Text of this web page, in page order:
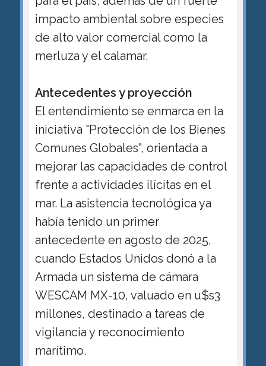
impacto ambiental sobre especies
de alto valor comercial como la
merluza y el calamar.
Antecedentes y proyección
El entendimiento se enmarca en la
iniciativa "Protección de los Bienes
Comunes Globales", orientada a
mejorar las capacidades de control
frente a actividades ilícitas en el
mar. La asistencia tecnológica ya
había tenido un primer
antecedente en agosto de 2025,
cuando Estados Unidos donó a la
Armada un sistema de cámara
WESCAM MX-10, valuado en u$s3
millones, destinado a tareas de
vigilancia y reconocimiento
marítimo.